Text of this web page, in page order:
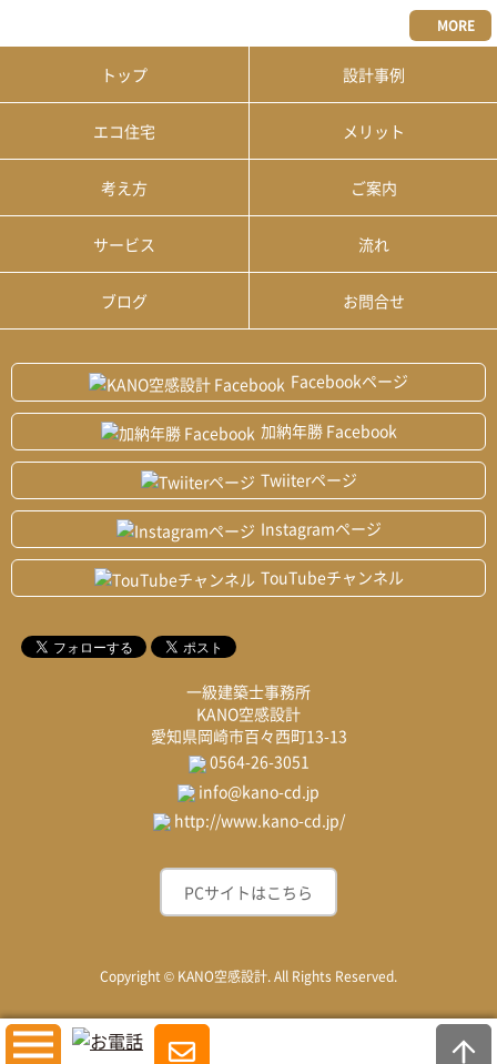
MORE
トップ 設計事例
エコ住宅 メリット
考え方 ご案内
サービス 流れ
ブログ お問合せ
Facebookページ
加納年勝 Facebook
Twiiterページ
Instagramページ
TouTubeチャンネル
一級建築士事務所
KANO空感設計
愛知県岡崎市百々西町13-13
0564-26-3051
info@kano-cd.jp
http://www.kano-cd.jp/
PCサイトはこちら
Copyright © KANO空感設計. All Rights Reserved.